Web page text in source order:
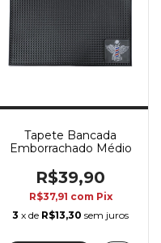
Tapete Bancada
Emborrachado Médio
R$39,90
R$37,91 com Pix
3 x de R$13,30 sem juros